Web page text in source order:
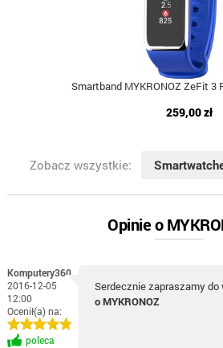
Smartband MYKRONOZ ZeFit 3
259,00 zł
Zobacz wszystkie:
Opinie o
Komputery360
2016-12-05
12:00
Ocenił(a) na:
poleca
Serdecznie zapraszamy
o MYKRONOZ